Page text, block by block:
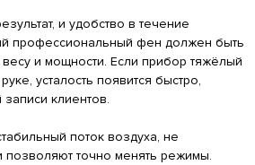
и удобство в течение
профессиональный фен должен быть
и мощности. Если прибор тяжёлый
усталость появится быстро,
клиентов.
поток воздуха, не
точно менять режимы.